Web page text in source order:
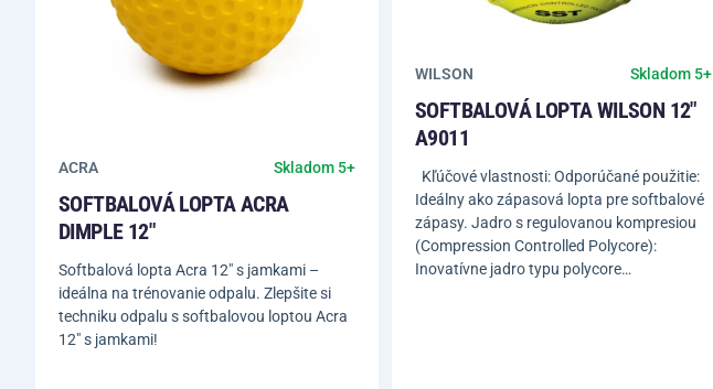
ACRA Skladom 5+
SOFTBALOVÁ LOPTA ACRA
DIMPLE 12"
Softbalová lopta Acra 12" s jamkami –
ideálna na trénovanie odpalu. Zlepšite si
techniku odpalu s softbalovou loptou Acra
12" s jamkami!
WILSON Skladom 5+
SOFTBALOVÁ LOPTA WILSON 12"
A9011
Kľúčové vlastnosti: Odporúčané použitie:
Ideálny ako zápasová lopta pre softbalové
zápasy. Jadro s regulovanou kompresiou
(Compression Controlled Polycore):
Inovatívne jadro typu polycore…